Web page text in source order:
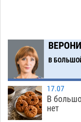
15:32
Ветеран из
юбилей
14:19
Погибший
стал героем
В
17.07
В
нет